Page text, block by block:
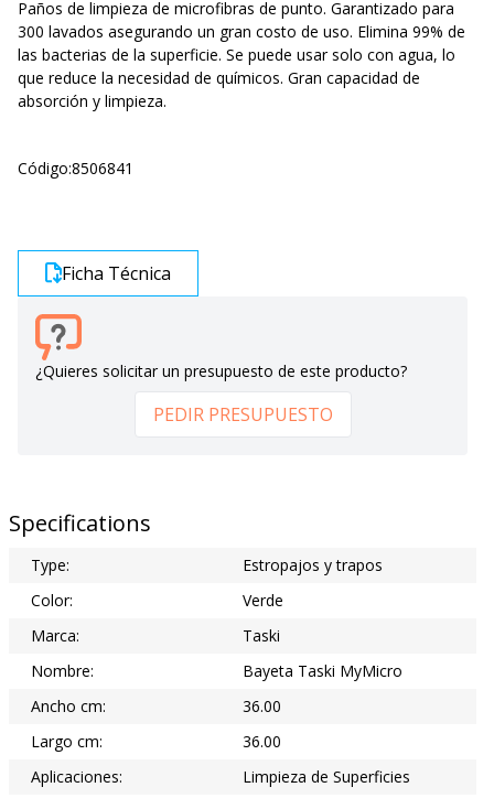
Paños de limpieza de microfibras de punto. Garantizado para
300 lavados asegurando un gran costo de uso. Elimina 99% de
las bacterias de la superficie. Se puede usar solo con agua, lo
que reduce la necesidad de químicos. Gran capacidad de
absorción y limpieza.
Código:8506841
Ficha Técnica
¿Quieres solicitar un presupuesto de este producto?
PEDIR PRESUPUESTO
Specifications
Type:
Estropajos y trapos
Color:
Verde
Marca:
Taski
Nombre:
Bayeta Taski MyMicro
Ancho cm:
36.00
Largo cm:
36.00
Aplicaciones:
Limpieza de Superficies